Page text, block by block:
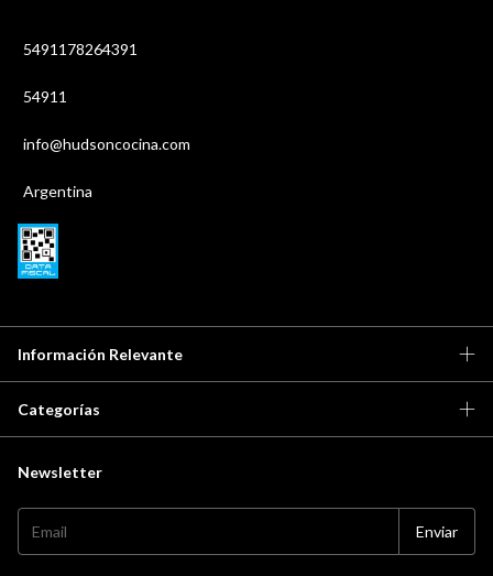
5491178264391
54911
info@hudsoncocina.com
Argentina
Información Relevante
Categorías
Newsletter